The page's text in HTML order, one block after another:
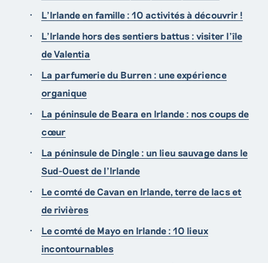
L’Irlande en famille : 10 activités à découvrir !
L’Irlande hors des sentiers battus : visiter l’île
de Valentia
La parfumerie du Burren : une expérience
organique
La péninsule de Beara en Irlande : nos coups de
cœur
La péninsule de Dingle : un lieu sauvage dans le
Sud-Ouest de l’Irlande
Le comté de Cavan en Irlande, terre de lacs et
de rivières
Le comté de Mayo en Irlande : 10 lieux
incontournables